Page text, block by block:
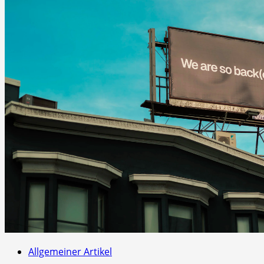
Allgemeiner Artikel